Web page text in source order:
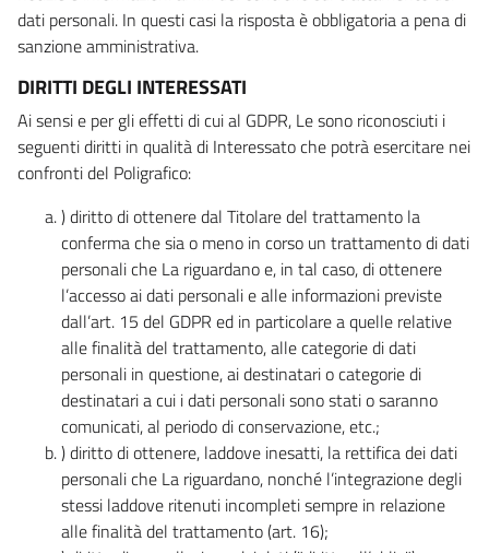
dati personali. In questi casi la risposta è obbligatoria a pena di
sanzione amministrativa.
DIRITTI DEGLI INTERESSATI
Ai sensi e per gli effetti di cui al GDPR, Le sono riconosciuti i
seguenti diritti in qualità di Interessato che potrà esercitare nei
confronti del Poligrafico:
) diritto di ottenere dal Titolare del trattamento la
conferma che sia o meno in corso un trattamento di dati
personali che La riguardano e, in tal caso, di ottenere
l’accesso ai dati personali e alle informazioni previste
dall’art. 15 del GDPR ed in particolare a quelle relative
alle finalità del trattamento, alle categorie di dati
personali in questione, ai destinatari o categorie di
destinatari a cui i dati personali sono stati o saranno
comunicati, al periodo di conservazione, etc.;
) diritto di ottenere, laddove inesatti, la rettifica dei dati
personali che La riguardano, nonché l’integrazione degli
stessi laddove ritenuti incompleti sempre in relazione
alle finalità del trattamento (art. 16);